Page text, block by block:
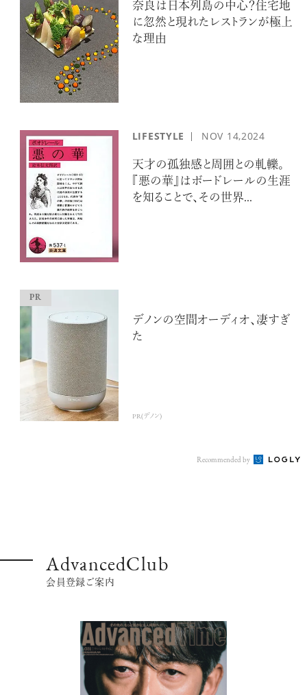
奈良は日本列島の中心？住宅地
に忽然と現れたレストランが極上
な理由
LIFESTYLE NOV 14,2024
天才の孤独感と周囲との軋轢。
『悪の華』はボードレールの生涯
を知ることで、その世界...
デノンの空間オーディオ、凄すぎ
た
PR(デノン)
Recommended by
AdvancedClub
会員登録ご案内